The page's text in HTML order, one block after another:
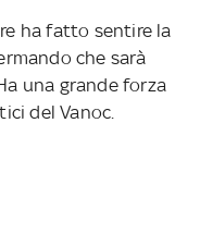
ha fatto sentire la
che sarà
una grande forza
del Vanoc.